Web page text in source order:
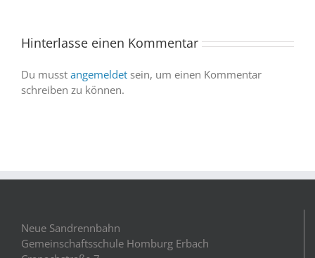
dabei
Hinterlasse einen Kommentar
Du musst angemeldet sein, um einen Kommentar
schreiben zu können.
Neue Sandrennbahn
Gemeinschaftsschule Homburg Erbach